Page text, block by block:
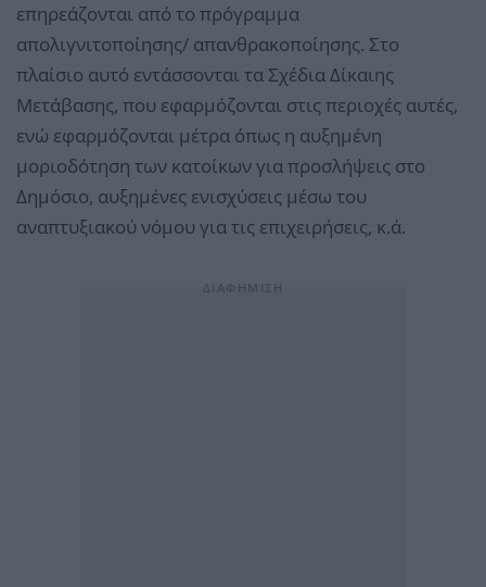
επηρεάζονται από το πρόγραμμα
απολιγνιτοποίησης/ απανθρακοποίησης. Στο
πλαίσιο αυτό εντάσσονται τα Σχέδια Δίκαιης
Μετάβασης, που εφαρμόζονται στις περιοχές αυτές,
ενώ εφαρμόζονται μέτρα όπως η αυξημένη
μοριοδότηση των κατοίκων για προσλήψεις στο
Δημόσιο, αυξημένες ενισχύσεις μέσω του
αναπτυξιακού νόμου για τις επιχειρήσεις, κ.ά.